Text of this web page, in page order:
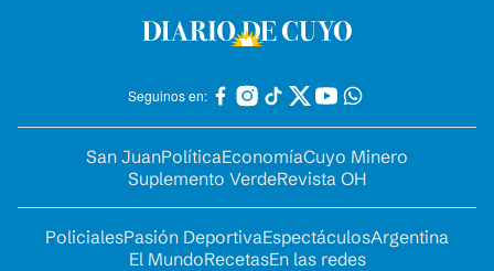
Seguinos en:
San JuanPolíticaEconomíaCuyo Minero
Suplemento VerdeRevista OH
PolicialesPasión DeportivaEspectáculosArgentina
El MundoRecetasEn las redes